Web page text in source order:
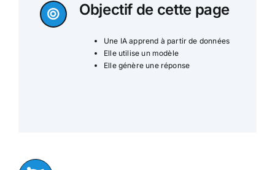
Objectif de cette page
Une IA apprend à partir de données
Elle utilise un modèle
Elle génère une réponse